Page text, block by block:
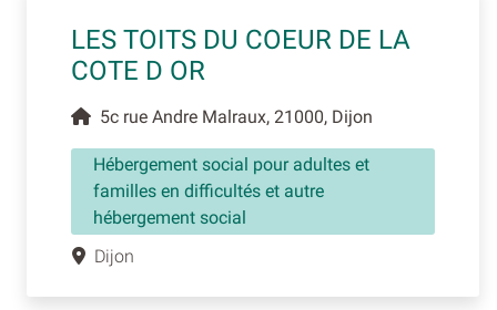
LES TOITS DU COEUR DE LA
COTE D OR
5c rue Andre Malraux, 21000, Dijon
Hébergement social pour adultes et
familles en difficultés et autre
hébergement social
Dijon